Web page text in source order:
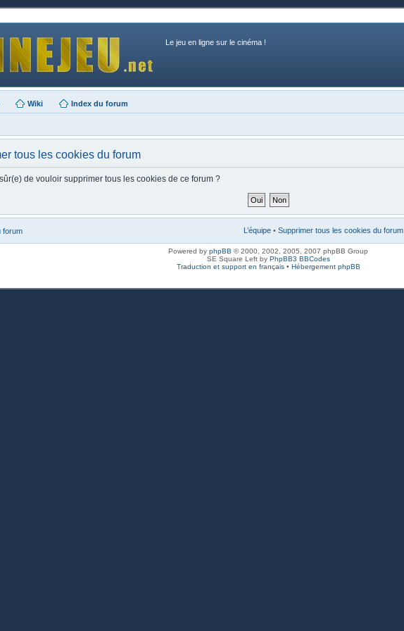
Le jeu en ligne sur le cinéma !
Wiki Index du forum
tous les cookies du forum
de vouloir supprimer tous les cookies de ce forum ?
forum L’équipe • Supprimer tous les cookies du forum
Powered by phpBB © 2000, 2002, 2005, 2007 phpBB Group
SE Square Left by PhpBB3 BBCodes
Traduction et support en français• Hébergement phpBB